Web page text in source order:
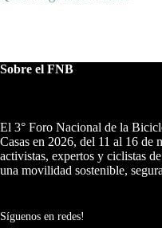
Sobre el FNB
El 3° Foro Nacional de la
Casas en 2026, del 11 al 16 de
activistas, expertos y ciclistas
una movilidad sostenible,
Síguenos en redes!